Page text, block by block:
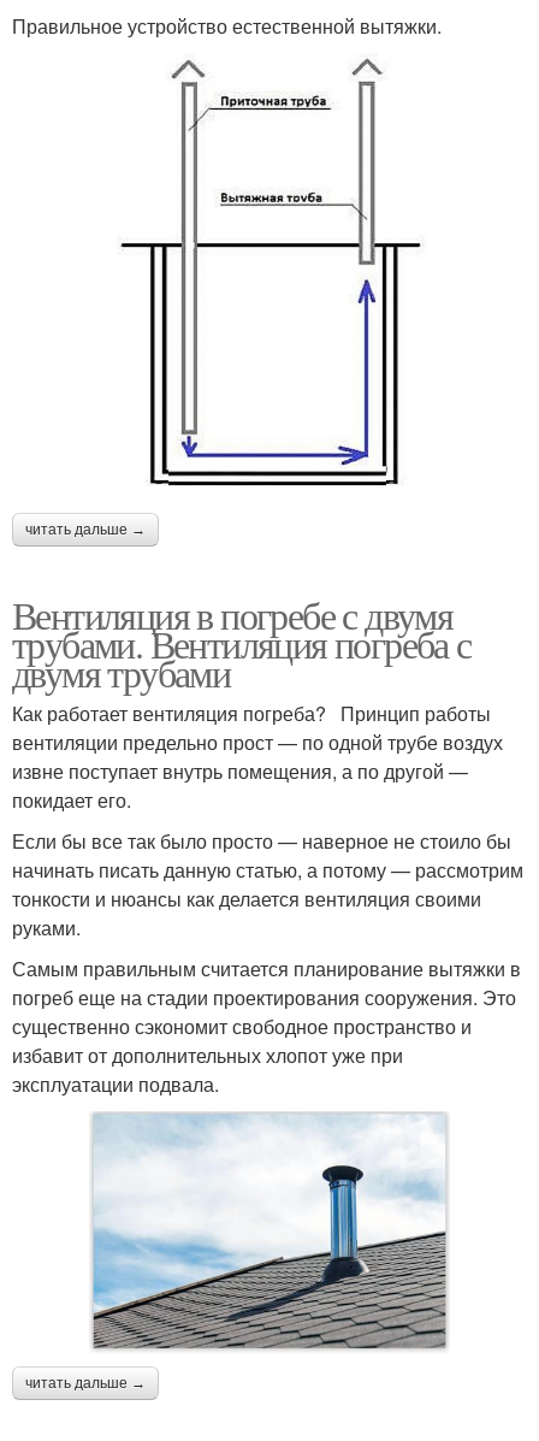
Правильное устройство естественной вытяжки.
читать дальше →
Вентиляция в погребе с двумя
трубами. Вентиляция погреба с
двумя трубами
Как работает вентиляция погреба? Принцип работы
вентиляции предельно прост — по одной трубе воздух
извне поступает внутрь помещения, а по другой —
покидает его.
Если бы все так было просто — наверное не стоило бы
начинать писать данную статью, а потому — рассмотрим
тонкости и нюансы как делается вентиляция своими
руками.
Самым правильным считается планирование вытяжки в
погреб еще на стадии проектирования сооружения. Это
существенно сэкономит свободное пространство и
избавит от дополнительных хлопот уже при
эксплуатации подвала.
читать дальше →